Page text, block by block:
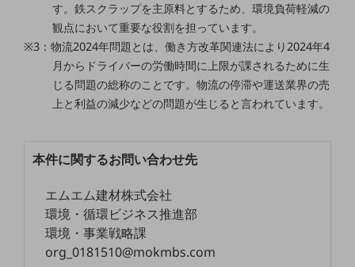
その他の業界はこちら
ゲーム感覚で見つける
ビジネスお悩み診断
NTTドコモビジネス
オンラインショップ
モバイル・ICTサービスをオンラインで
はじめての方へ
新規会員登録/ログインはこちら
100回線以上のお問い合わせ・お見積りはこちら
す。鉄スクラップを主原料とするため、環境負荷軽減の
観点において重要な役割を担っています。
※3：物流2024年問題とは、働き方改革関連法により2024年4
月からドライバーの労働時間に上限が課されるために生
じる問題の総称のことです。物流の停滞や運送業界の売
上と利益の減少などの問題が生じると言われています。
本件に関するお問い合わせ先
エムエム建材株式会社
環境・循環ビジネス推進部
環境・事業戦略課
org_0181510@mokmbs.com